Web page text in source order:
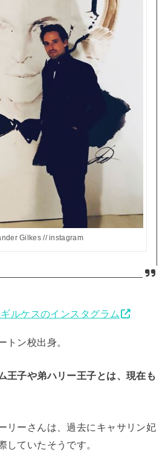
Gilkes // instagram
ルケスのインスタグラム
トン校出身。
王子や弟ハリー王子とは、現在も
リーさんは、過去にキャサリン妃
していたそうです。